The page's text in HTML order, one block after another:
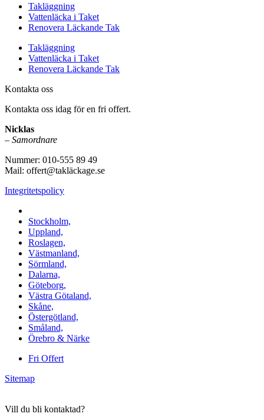
Takläggning
Vattenläcka i Taket
Renovera Läckande Tak
Takläggning
Vattenläcka i Taket
Renovera Läckande Tak
Kontakta oss
Kontakta oss idag för en fri offert.
Nicklas
– Samordnare
Nummer: 010-555 89 49
Mail: offert@takläckage.se
Integritetspolicy
Stockholm,
Uppland,
Roslagen,
Västmanland,
Sörmland,
Dalarna,
Göteborg,
Västra Götaland,
Skåne,
Östergötland,
Småland,
Örebro & Närke
Fri Offert
Sitemap
Vill du bli kontaktad?